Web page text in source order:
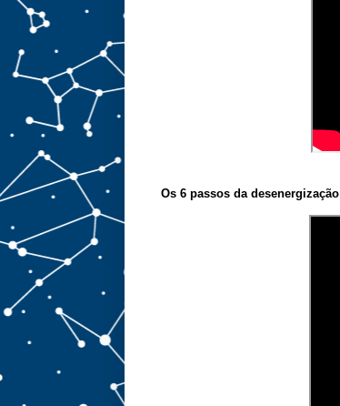
Os 6 passos da desenergização